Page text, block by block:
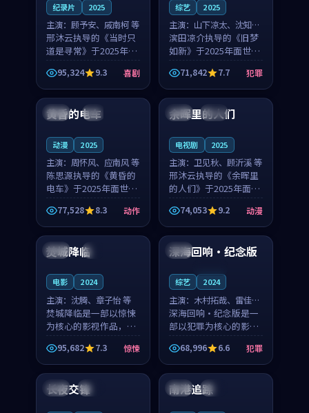
纪录片 2025
主演： 顾予安、戚南柯 等
邢沐云执导的《当时只
道是寻常》于2025年面
世，泰国的城市气质与
母女情深的人物心境共
同构筑了影片基调。顾
予安、戚南柯用细腻的
表演撑起整部喜剧电
95,324 9.3 喜剧
综艺 2025
主演： 山下凉太、沈知韵
等
滨田凉介执导的《旧梦
如新》于2025年面世，
中国台湾的城市气质与
异国相遇的人物心境共
同构筑了影片基调。山
下凉太、沈知韵用细腻
的表演撑起整部犯罪
71,842 7.7 犯罪
日本 4K
黄昏的电车
动漫 2025
主演： 周怀风、应南风 等
陈思源执导的《黄昏的
电车》于2025年面世，
日本的城市气质与渔村
故事的人物心境共同构
筑了影片基调。周怀
风、应南风用细腻的表
演撑起整部动作电影，
77,528 8.3 动作
泰国 完结
余晖里的人们
电视剧 2025
主演： 卫见秋、顾沂溪 等
邢沐云执导的《余晖里
的人们》于2025年面
世，泰国的城市气质与
小镇生活的人物心境共
同构筑了影片基调。卫
见秋、顾沂溪用细腻的
表演撑起整部动漫电
74,053 9.2 动漫
法国 4K
焚城降临
电影 2024
主演： 沈腾、章子怡 等
焚城降临是一部以惊悚
为核心的影视作品，围
绕危机、反转与人物成
长展开，整体节奏紧
凑，值得推荐观看。
95,682 7.3 惊悚
日本
深海回响·纪念版
综艺 2024
主演： 木村拓哉、雷佳音
等
深海回响·纪念版是一
部以犯罪为核心的影视
作品，围绕危机、反转
与人物成长展开，整体
节奏紧凑，值得推荐观
看。
68,996 6.6 犯罪
中国 完结
长夜交锋 英国 院线
南港追踪